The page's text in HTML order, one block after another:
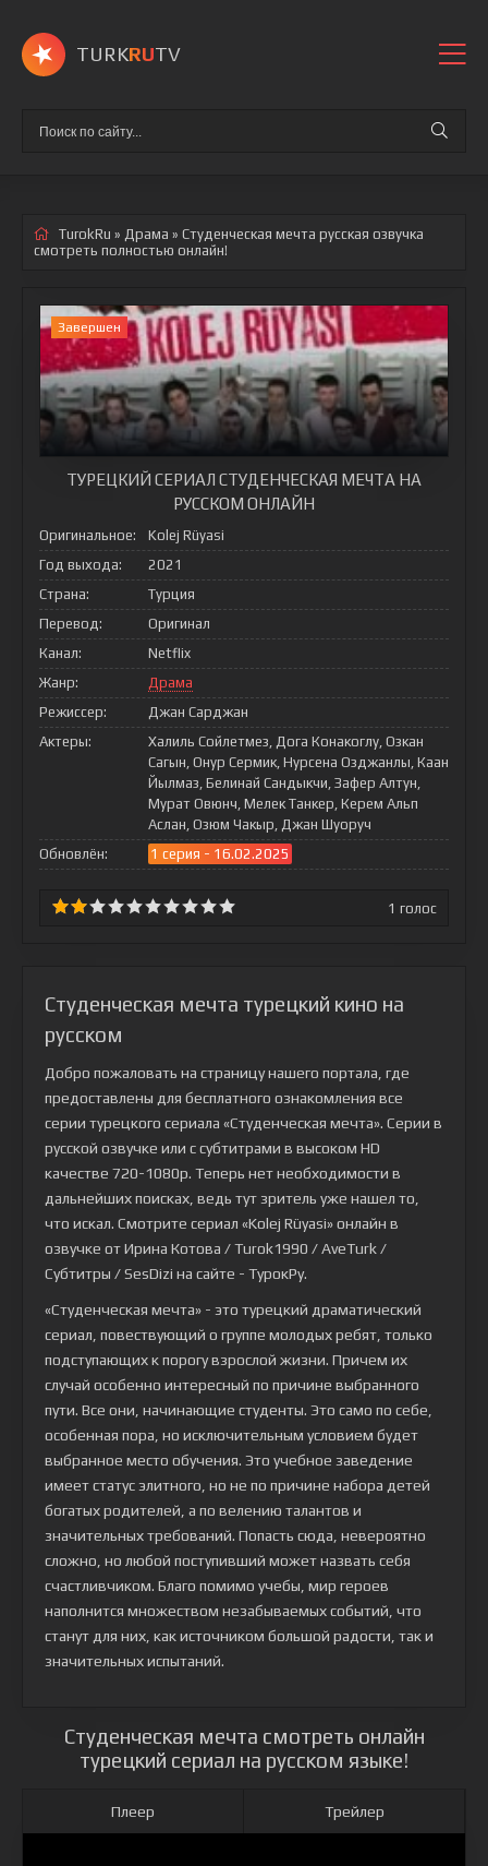
TURKRUTV
TurokRu » Драма » Студенческая мечта русская озвучка
смотреть полностью онлайн!
Завершен
ТУРЕЦКИЙ СЕРИАЛ СТУДЕНЧЕСКАЯ МЕЧТА НА
РУССКОМ ОНЛАЙН
Оригинальное:
Kolej Rüyasi
Год выхода:
2021
Страна:
Турция
Перевод:
Оригинал
Канал:
Netflix
Жанр:
Драма
Режиссер:
Джан Сарджан
Актеры:
Халиль Сойлетмез, Дога Конакоглу, Озкан
Сагын, Онур Сермик, Нурсена Озджанлы, Каан
Йылмаз, Белинай Сандыкчи, Зафер Алтун,
Мурат Овюнч, Мелек Танкер, Керем Альп
Аслан, Озюм Чакыр, Джан Шуоруч
Обновлён:
1 серия - 16.02.2025
1 голос
Студенческая мечта турецкий кино на
русском
Добро пожаловать на страницу нашего портала, где
предоставлены для бесплатного ознакомления все
серии турецкого сериала «Студенческая мечта». Серии в
русской озвучке или с субтитрами в высоком HD
качестве 720-1080p. Теперь нет необходимости в
дальнейших поисках, ведь тут зритель уже нашел то,
что искал. Смотрите сериал «Kolej Rüyasi» онлайн в
озвучке от Ирина Котова / Turok1990 / AveTurk /
Субтитры / SesDizi на сайте - ТурокРу.
«Студенческая мечта» - это турецкий драматический
сериал, повествующий о группе молодых ребят, только
подступающих к порогу взрослой жизни. Причем их
случай особенно интересный по причине выбранного
пути. Все они, начинающие студенты. Это само по себе,
особенная пора, но исключительным условием будет
выбранное место обучения. Это учебное заведение
имеет статус элитного, но не по причине набора детей
богатых родителей, а по велению талантов и
значительных требований. Попасть сюда, невероятно
сложно, но любой поступивший может назвать себя
счастливчиком. Благо помимо учебы, мир героев
наполнится множеством незабываемых событий, что
станут для них, как источником большой радости, так и
значительных испытаний.
Студенческая мечта смотреть онлайн
турецкий сериал на русском языке!
Плеер Трейлер